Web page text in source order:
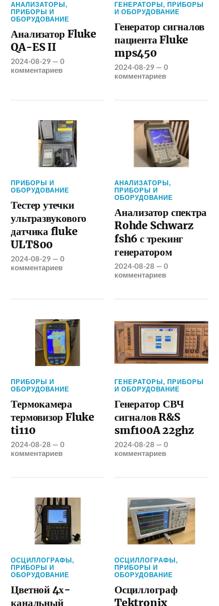
АНАЛИЗАТОРЫ,
ПРИБОРЫ И
ОБОРУДОВАНИЕ
Анализатор Fluke
QA-ES II
2024-08-29 —0
комментариев
ГЕНЕРАТОРЫ,ПРИБОРЫ
И ОБОРУДОВАНИЕ
Генератор сигналов
пациента Fluke
mps450
2024-08-29 —0
комментариев
ПРИБОРЫ И
ОБОРУДОВАНИЕ
Тестер утечки
ультразвукового
датчика fluke
ULT800
2024-08-29 —0
комментариев
АНАЛИЗАТОРЫ,
ПРИБОРЫ И
ОБОРУДОВАНИЕ
Анализатор спектра
Rohde Schwarz
fsh6 с трекинг
генератором
2024-08-28 —0
комментариев
ПРИБОРЫ И
ОБОРУДОВАНИЕ
Термокамера
термовизор Fluke
ti110
2024-08-28 —0
комментариев
ГЕНЕРАТОРЫ,ПРИБОРЫ
И ОБОРУДОВАНИЕ
Генератор СВЧ
сигналов R&S
smf100A 22ghz
2024-08-28 —0
комментариев
ОСЦИЛЛОГРАФЫ,
ПРИБОРЫ И
ОБОРУДОВАНИЕ
Цветной 4х-
канальный
ОСЦИЛЛОГРАФЫ,
ПРИБОРЫ И
ОБОРУДОВАНИЕ
Осциллограф
Tektronix